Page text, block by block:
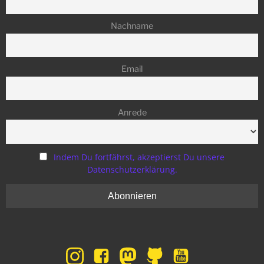
Nachname
Email
Anrede
Indem Du fortfährst, akzeptierst Du unsere
Datenschutzerklärung.